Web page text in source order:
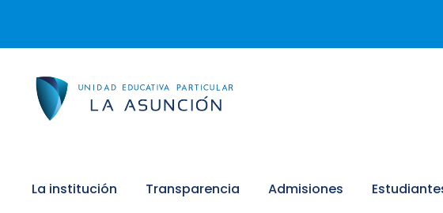
La institución Transparencia Admisiones